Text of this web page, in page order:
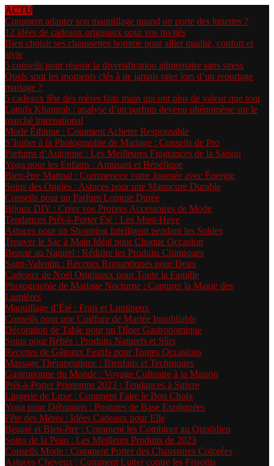
ACTU
Comment adapter son maquillage quand on porte des lunettes ?
12 idées de cadeaux originaux pour vos invités
Bien choisir ses chaussettes homme pour allier qualité, confort et
style
5 conseils pour réussir la diversification alimentaire sans stress
Quels sont les moments clés à ne jamais rater lors d’un reportage
mariage ?
5 cadeaux fête des mères faits main qui ont plus de valeur que tout
Lattafa Khamrah : analyse d’un parfum devenu phénomène sur le
marché international
Mode Éthique : Comment Acheter Responsable
S’Initier à la Photographie de Mariage : Conseils de Pro
Parfums d’Automne : Les Meilleures Fragrances de la Saison
Yoga pour les Enfants : Amusant et Bénéfique
Bien-être Matinal : Commencez votre Journée avec Énergie
Soins des Ongles : Astuces pour une Manucure Durable
Conseils pour un Parfum Longue Durée
Bijoux DIY : Créer vos Propres Accessoires de Mode
Tendances Prêt-à-Porter Été : Les Must-Have
Astuces pour un Shopping Intelligent pendant les Soldes
Trouver le Sac à Main Idéal pour Chaque Occasion
Beauté au Naturel : Réduire les Produits Chimiques
Saint-Valentin : Recettes Romantiques pour Deux
Cadeaux de Noël Originaux pour Toute la Famille
Photographie de Mariage Nocturne : Capturer la Magie des
Lumières
Maquillage d’Été : Frais et Lumineux
Conseils pour une Coiffure de Mariée Inoubliable
Décoration de Table pour un Dîner Gastronomique
Soins pour Bébés : Produits Naturels et Sûrs
Recettes de Gâteaux Festifs pour Toutes Occasions
Massage Thérapeutique : Bienfaits et Techniques
Gastronomie du Monde : Voyage Culinaire à la Maison
Prêt-à-Porter Printemps 2023 : Tendances à Suivre
Lingerie de Luxe : Comment Faire le Bon Choix
Yoga pour Débutants : Postures de Base Expliquées
Fête des Mères : Idées Cadeaux pour Elle
Beauté et Bien-être : Comment les Combiner au Quotidien
Soins de la Peau : Les Meilleurs Produits de 2023
Conseils Mode : Comment Porter des Chaussures Colorées
Astuces Cheveux : Comment Lutter contre les Frisottis